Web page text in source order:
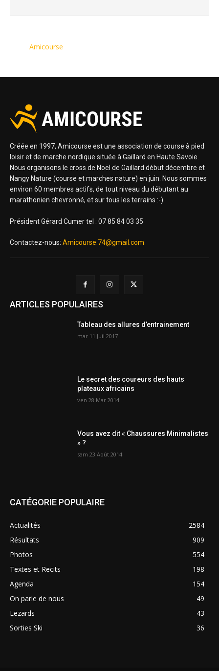
Amicourse
Créée en 1997, Amicourse est une association de course à pied
loisir et de marche nordique située à Gaillard en Haute Savoie.
Nous organisons le cross de Noël de Gaillard début décembre et
Nangy Nature (course et marches nature) en juin. Nous sommes
environ 60 membres actifs, de tout niveau du débutant au
marathonien chevronné, et sur tous les terrains :-)
Président Gérard Cumer tel : 07 85 84 03 35
Contactez-nous: Amicourse.74@gmail.com
ARTICLES POPULAIRES
Tableau des allures d’entrainement
mar 11 Juil 2017
Le secret des coureurs des hauts
plateaux africains
ven 28 Mar 2014
Vous avez dit « Chaussures Minimalistes
» ?
sam 23 Août 2014
CATÉGORIE POPULAIRE
Actualités
2584
Résultats
909
Photos
554
Textes et Recits
198
Agenda
154
On parle de nous
49
Lezards
43
Sorties Ski
36